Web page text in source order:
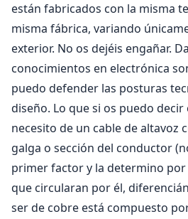
están fabricados con la misma
misma fábrica, variando
exterior. No os dejéis engañar.
conocimientos en electrónica
puedo defender las posturas
diseño. Lo que si os puedo decir
necesito de un cable de altavoz
galga o sección del conductor
primer factor y la determino por
que circularan por él,
ser de cobre está compuesto